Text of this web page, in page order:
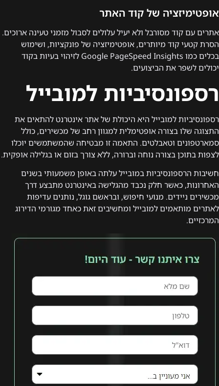
אופטימיזציה של קוד האתר
אתרים עם קוד מסורבל ולא יעיל עלולים לסבול מזמני טעינה ארוכים.
הסרת קטעי קוד מיותרים, אופטימיזציה של פונקציות, ושימוש
בכלים כמו Google PageSpeed Insights לזיהוי בעיות בקוד
יכולים לשפר את הביצועים.
רספונסיביות למובייל
רספונסיביות למובייל היא היכולת של אתר אינטרנט להתאים את
התצוגה שלו בצורה אופטימלית למגוון רחב של מכשירים, כולל
סמארטפונים וטאבלטים. התאמה זו מבטיחה שהמשתמשים יוכלו
לצפות בתוכן בצורה נוחה וברורה, ללא צורך בזום או בגלילה אופקית.
חשיבות הרספונסיביות במובייל עלתה באופן משמעותי בשנים
האחרונות, כאשר חלק נכבד מהגלישה באינטרנט מתבצע דרך
מכשירים ניידים. מנועי חיפוש, ובראשם גוגל, נותנים עדיפות
לאתרים מותאמים למובייל ומחשיבים זאת כאחד מגורמי הדירוג
המרכזיים.